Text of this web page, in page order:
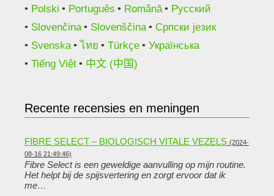
Polski
Português Română
Русский
Slovenčina
Slovenščina
Српски језик
Svenska
ไทย Türkçe
Українська
Tiếng Việt
中文 (中国)
Recente recensies en meningen
FIBRE SELECT – BIOLOGISCH VITALE VEZELS (2024-
08-16 21:49:46)
Fibre Select is een geweldige aanvulling op mijn routine.
Het helpt bij de spijsvertering en zorgt ervoor dat ik
me…